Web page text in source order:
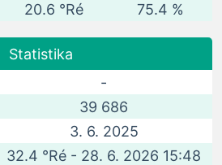
20.6 °Ré 75.4 %
Statistika
-
39 686
3. 6. 2025
32.4 °Ré - 28. 6. 2026 15:48